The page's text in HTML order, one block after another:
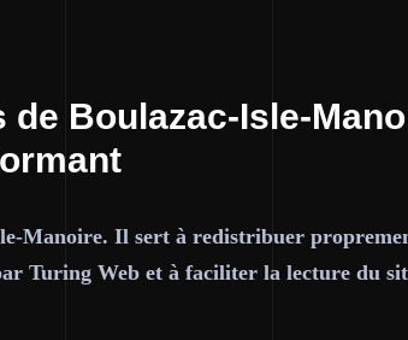
Boulazac-Isle-
Manoire. Il sert à redistribuer
Turing Web et à faciliter la lecture du